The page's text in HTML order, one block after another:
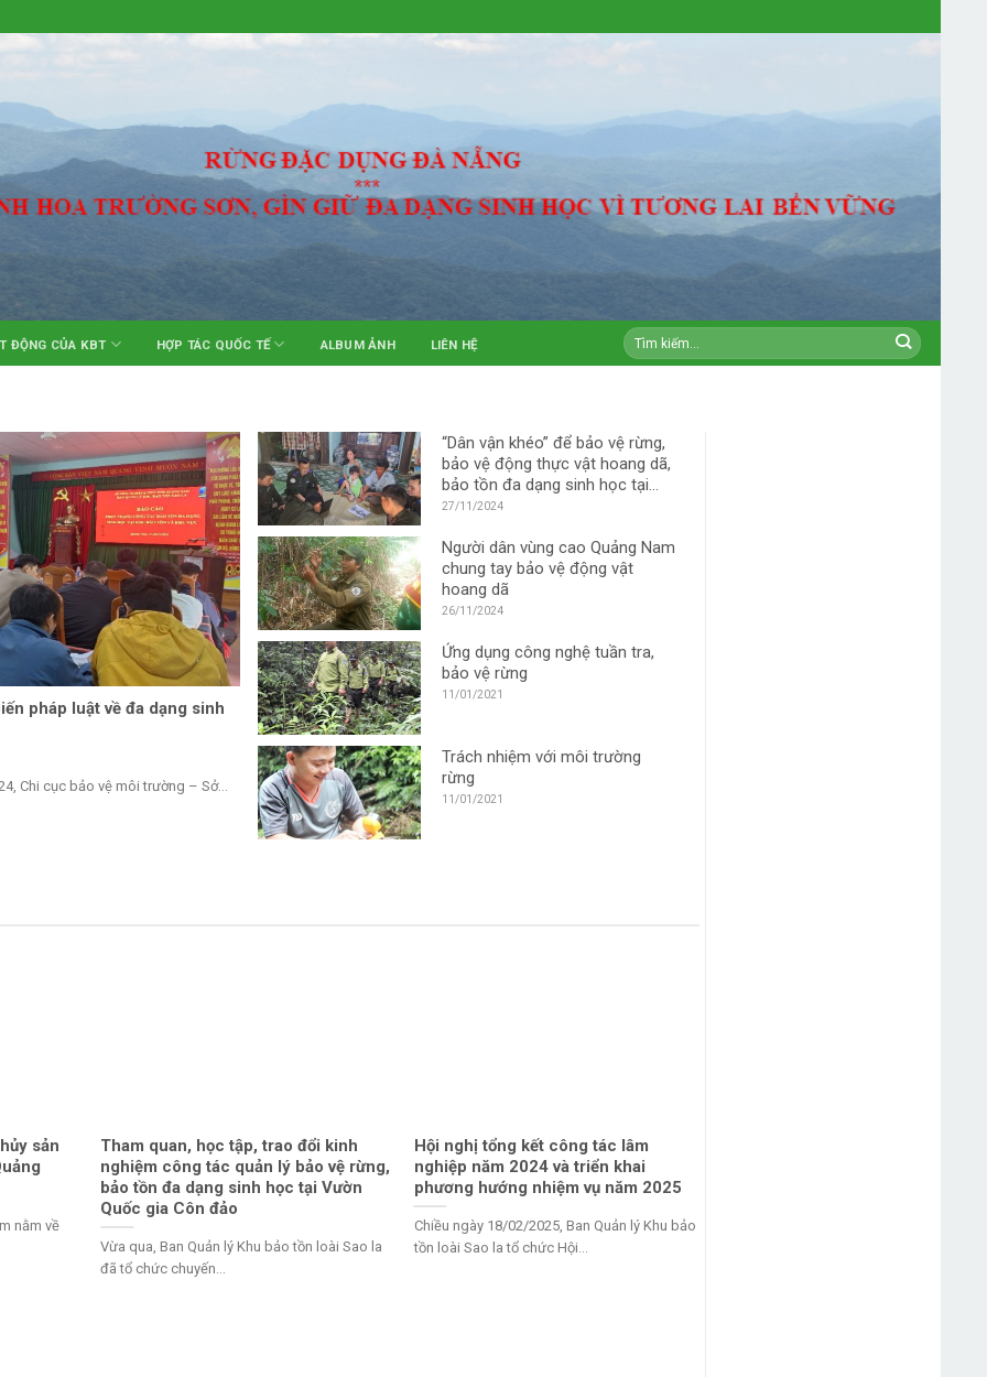
ĐỘNG CỦA KBT HỢP TÁC QUỐC TẾ ALBUM ẢNH LIÊN HỆ
pháp luật về đa dạng sinh
Chi cục bảo vệ môi trường – Sở...
“Dân vận khéo” để bảo vệ rừng,
bảo vệ động thực vật hoang dã,
bảo tồn đa dạng sinh học tại
Khu bảo tồn loài Sao la Quảng
27/11/2024
Người dân vùng cao Quảng Nam
chung tay bảo vệ động vật
hoang dã
26/11/2024
Ứng dụng công nghệ tuần tra,
bảo vệ rừng
11/01/2021
Trách nhiệm với môi trường
rừng
11/01/2021
sản
nằm về
Tham quan, học tập, trao đổi kinh
nghiệm công tác quản lý bảo vệ rừng,
bảo tồn đa dạng sinh học tại Vườn
Quốc gia Côn đảo
Vừa qua, Ban Quản lý Khu bảo tồn loài Sao la
đã tổ chức chuyến...
Hội nghị tổng kết công tác lâm
nghiệp năm 2024 và triển khai
phương hướng nhiệm vụ năm 2025
Chiều ngày 18/02/2025, Ban Quản lý Khu bảo
tồn loài Sao la tổ chức Hội...